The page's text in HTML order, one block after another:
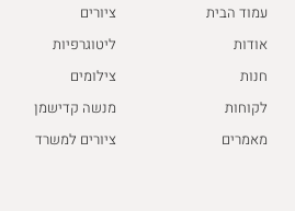
עמוד הבית
אודות
חנות
לקוחות
מאמרים
ציורים
ליטוגרפיות
צילומים
מנשה קדישמן
ציורים למשרד